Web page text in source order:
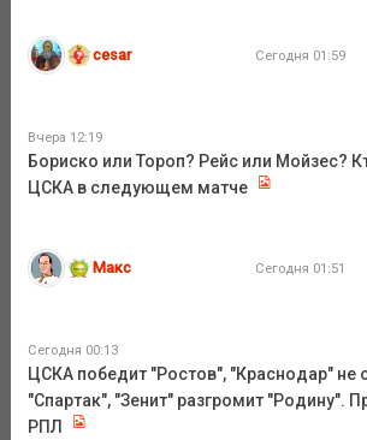
cesar Сегодня 01:59
Вчера 12:19
Бориско или Тороп? Рейс или Мойзес?
ЦСКА в следующем матче
Макс Сегодня 01:51
Сегодня 00:13
ЦСКА победит "Ростов", "Краснодар" не
"Спартак", "Зенит" разгромит "Родину".
РПЛ